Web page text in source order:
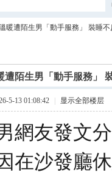
暖遭陌生男「動手服務」 裝睡
遭陌生男「動手服務」
5-13 01:08:42 显示全部楼层
網友發文
在沙發廳